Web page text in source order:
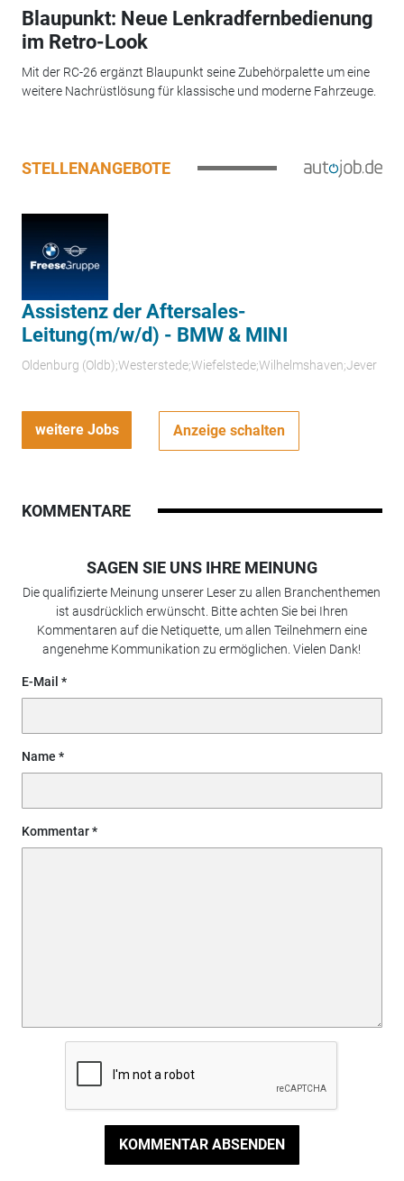
Blaupunkt: Neue Lenkradfernbedienung
im Retro-Look
Mit der RC-26 ergänzt Blaupunkt seine Zubehörpalette um eine
weitere Nachrüstlösung für klassische und moderne Fahrzeuge.
STELLENANGEBOTE
Assistenz der Aftersales-
Leitung(m/w/d) - BMW & MINI
Oldenburg (Oldb);Westerstede;Wiefelstede;Wilhelmshaven;Jever
weitere Jobs Anzeige schalten
KOMMENTARE
SAGEN SIE UNS IHRE MEINUNG
Die qualifizierte Meinung unserer Leser zu allen Branchenthemen
ist ausdrücklich erwünscht. Bitte achten Sie bei Ihren
Kommentaren auf die Netiquette, um allen Teilnehmern eine
angenehme Kommunikation zu ermöglichen. Vielen Dank!
E-Mail
Name
Kommentar
KOMMENTAR ABSENDEN